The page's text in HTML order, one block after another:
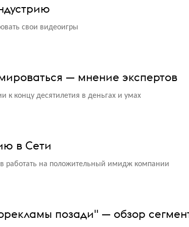
свои видеоигры
— мнение экспертов
к концу десятилетия в деньгах и умах
в Сети
работать на положительный имидж компании
позади" — обзор